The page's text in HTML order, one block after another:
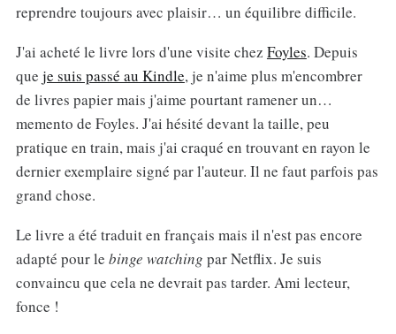
reprendre toujours avec plaisir… un équilibre difficile.
J'ai acheté le livre lors d'une visite chez Foyles. Depuis
que je suis passé au Kindle, je n'aime plus m'encombrer
de livres papier mais j'aime pourtant ramener un…
memento de Foyles. J'ai hésité devant la taille, peu
pratique en train, mais j'ai craqué en trouvant en rayon le
dernier exemplaire signé par l'auteur. Il ne faut parfois pas
grand chose.
Le livre a été traduit en français mais il n'est pas encore
adapté pour le binge watching par Netflix. Je suis
convaincu que cela ne devrait pas tarder. Ami lecteur,
fonce !